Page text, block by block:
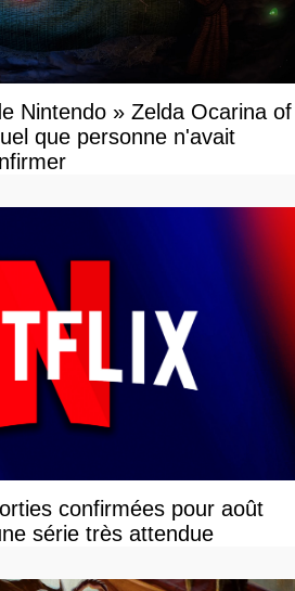
Nintendo » Zelda Ocarina of
que personne n'avait
confirmées pour août
série très attendue